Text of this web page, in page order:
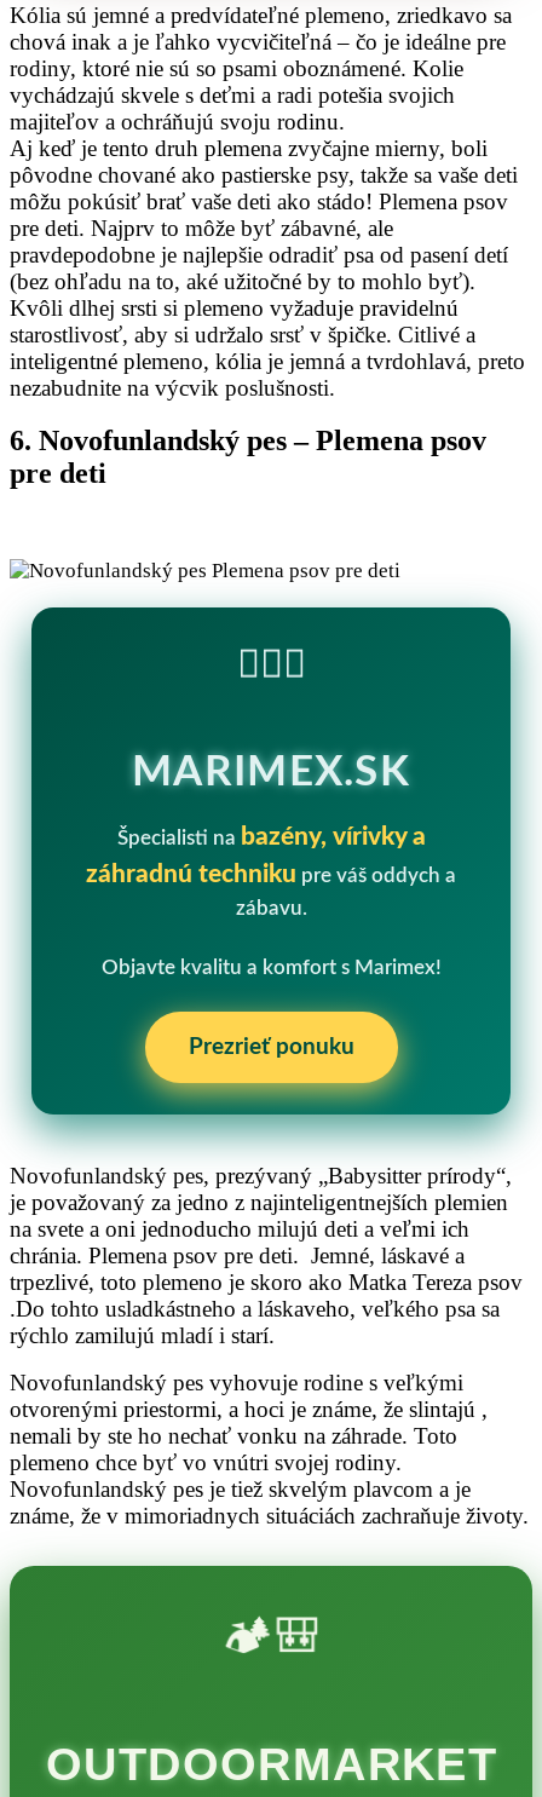
Kólia sú jemné a predvídateľné plemeno, zriedkavo sa
chová inak a je ľahko vycvičiteľná – čo je ideálne pre
rodiny, ktoré nie sú so psami oboznámené. Kolie
vychádzajú skvele s deťmi a radi potešia svojich
majiteľov a ochráňujú svoju rodinu.
Aj keď je tento druh plemena zvyčajne mierny, boli
pôvodne chované ako pastierske psy, takže sa vaše deti
môžu pokúsiť brať vaše deti ako stádo! Plemena psov
pre deti. Najprv to môže byť zábavné, ale
pravdepodobne je najlepšie odradiť psa od pasení detí
(bez ohľadu na to, aké užitočné by to mohlo byť).
Kvôli dlhej srsti si plemeno vyžaduje pravidelnú
starostlivosť, aby si udržalo srsť v špičke. Citlivé a
inteligentné plemeno, kólia je jemná a tvrdohlavá, preto
nezabudnite na výcvik poslušnosti.
6. Novofunlandský pes – Plemena psov
pre deti
🏊‍♂️💧
MARIMEX.SK
Špecialisti na bazény, vírivky a
záhradnú techniku pre váš oddych a
zábavu.
Objavte kvalitu a komfort s Marimex!
Prezrieť ponuku
Novofunlandský pes, prezývaný „Babysitter prírody“,
je považovaný za jedno z najinteligentnejších plemien
na svete a oni jednoducho milujú deti a veľmi ich
chránia. Plemena psov pre deti. Jemné, láskavé a
trpezlivé, toto plemeno je skoro ako Matka Tereza psov
.Do tohto usladkástneho a láskaveho, veľkého psa sa
rýchlo zamilujú mladí i starí.
Novofunlandský pes vyhovuje rodine s veľkými
otvorenými priestormi, a hoci je známe, že slintajú ,
nemali by ste ho nechať vonku na záhrade. Toto
plemeno chce byť vo vnútri svojej rodiny.
Novofunlandský pes je tiež skvelým plavcom a je
známe, že v mimoriadnych situáciách zachraňuje životy.
🏕️🎒
OUTDOORMARKET